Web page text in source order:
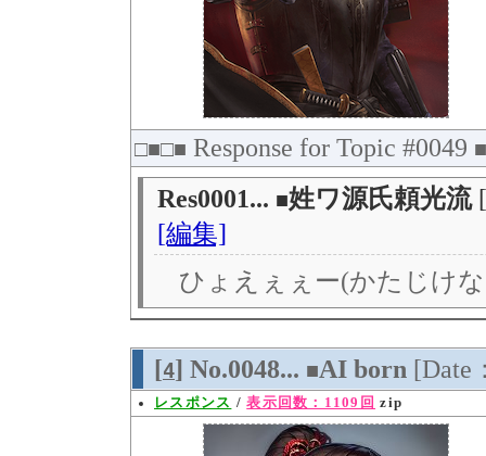
□■□■ Response for Topic #0049
Res0001... ■姓ワ源氏頼光流
[編集]
ひょえぇぇー(かたじけ
[4] No.0048... ■AI born [Date
レスポンス /表示回数：1109回 zip